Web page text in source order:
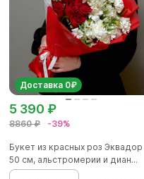
Доставка 0₽
8860 ₽ -39%
5 390 ₽
Букет из красных роз Эквадор
50 см, альстромерии и диан...